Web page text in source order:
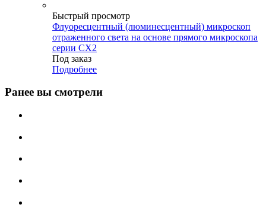
Быстрый просмотр
Флуоресцентный (люминесцентный) микроскоп
отраженного света на основе прямого микроскопа
серии CX2
Под заказ
Подробнее
Ранее вы смотрели